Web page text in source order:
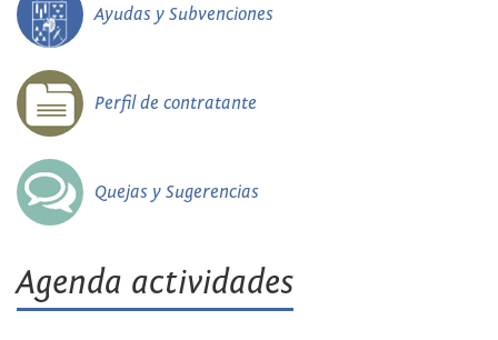
Ayudas y Subvenciones
Perfil de contratante
Quejas y Sugerencias
Agenda actividades